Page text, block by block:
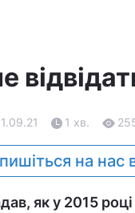
1 хв.
на нас
як у 2015 році